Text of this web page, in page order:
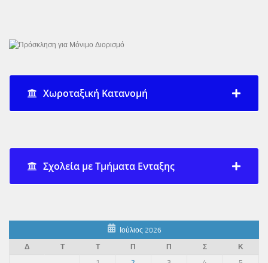
Χωροταξική Κατανομή
Σχολεία με Τμήματα Ενταξης
Ιούλιος 2026
Δ
Τ Τ Π Π Σ
Κ